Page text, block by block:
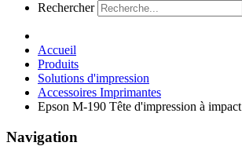
Rechercher
Accueil
Produits
Solutions d'impression
Accessoires Imprimantes
Epson M-190 Tête d'impression à impact
Navigation